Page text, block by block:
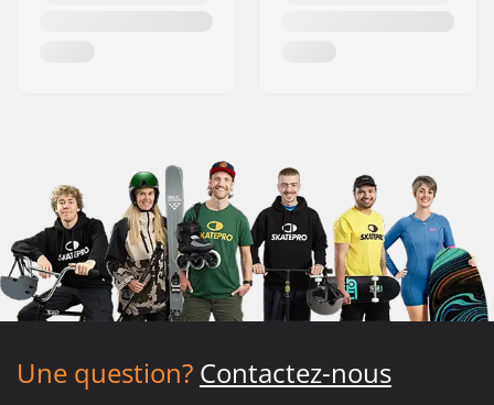
Une question? Contactez-nous